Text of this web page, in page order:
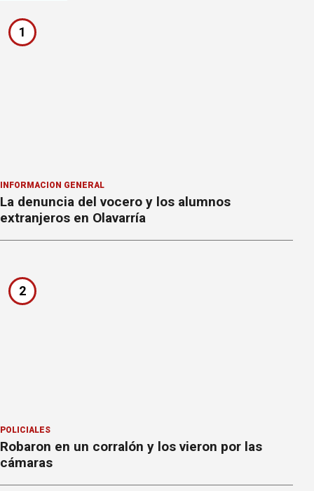
1
INFORMACION GENERAL
La denuncia del vocero y los alumnos
extranjeros en Olavarría
2
POLICIALES
Robaron en un corralón y los vieron por las
cámaras